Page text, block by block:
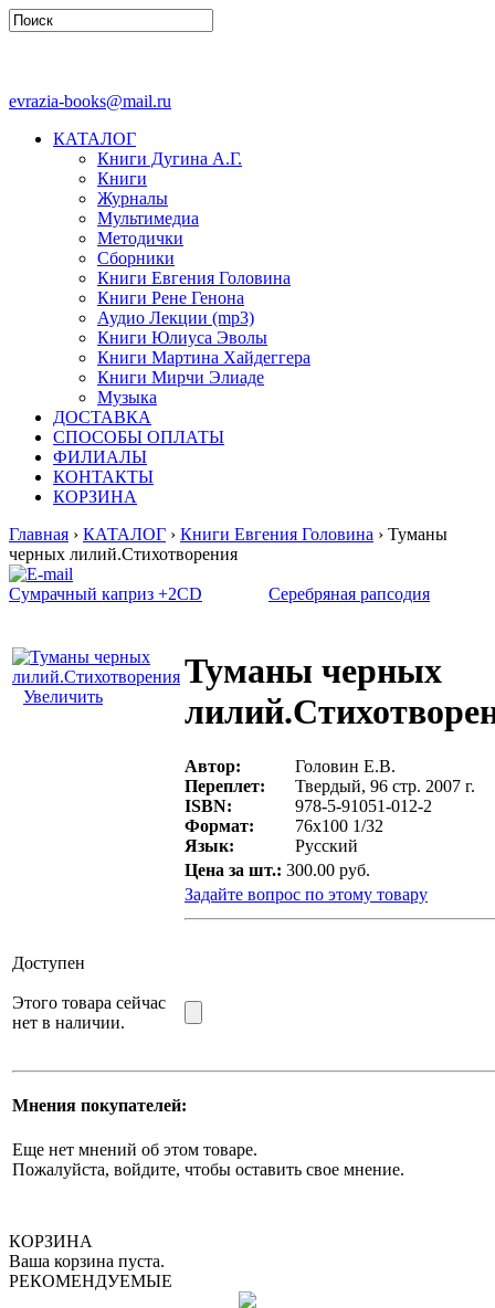
evrazia-books@mail.ru
КАТАЛОГ
Книги Дугина А.Г.
Книги
Журналы
Мультимедиа
Методички
Сборники
Книги Евгения Головина
Книги Рене Генона
Аудио Лекции (mp3)
Книги Юлиуса Эволы
Книги Мартина Хайдеггера
Книги Мирчи Элиаде
Музыка
ДОСТАВКА
СПОСОБЫ ОПЛАТЫ
ФИЛИАЛЫ
КОНТАКТЫ
КОРЗИНА
Главная › КАТАЛОГ › Книги Евгения Головина › Туманы
черных лилий.Стихотворения
Сумрачный каприз +2CD Серебряная рапсодия
Увеличить
Туманы черных
Автор:
Головин Е.В.
Переплет:
Твердый, 96 стр. 2007 г.
ISBN:
978-5-91051-012-2
Формат:
76х100 1/32
Язык:
Русский
Цена за шт.: 300.00 руб.
Задайте вопрос по этому товару
Доступен
Этого товара сейчас
нет в наличии.
Мнения покупателей:
Еще нет мнений об этом товаре.
Пожалуйста, войдите, чтобы оставить свое мнение.
КОРЗИНА
Ваша корзина пуста.
РЕКОМЕНДУЕМЫЕ